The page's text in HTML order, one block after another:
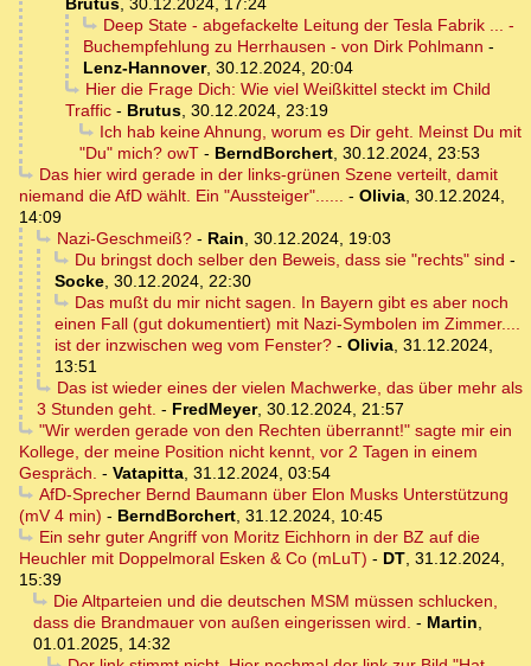
Brutus, 30.12.2024, 17:24
Deep State - abgefackelte Leitung der Tesla Fabrik ... -
Buchempfehlung zu Herrhausen - von Dirk Pohlmann -
Lenz-Hannover, 30.12.2024, 20:04
Hier die Frage Dich: Wie viel Weißkittel steckt im Child
Traffic - Brutus, 30.12.2024, 23:19
Ich hab keine Ahnung, worum es Dir geht. Meinst Du mit
"Du" mich? owT - BerndBorchert, 30.12.2024, 23:53
Das hier wird gerade in der links-grünen Szene verteilt, damit
niemand die AfD wählt. Ein "Aussteiger"...... - Olivia, 30.12.2024,
14:09
Nazi-Geschmeiß?- Rain, 30.12.2024, 19:03
Du bringst doch selber den Beweis, dass sie "rechts" sind -
Socke, 30.12.2024, 22:30
Das mußt du mir nicht sagen. In Bayern gibt es aber noch
einen Fall (gut dokumentiert) mit Nazi-Symbolen im Zimmer....
ist der inzwischen weg vom Fenster? - Olivia, 31.12.2024,
13:51
Das ist wieder eines der vielen Machwerke, das über mehr als
3 Stunden geht. - FredMeyer, 30.12.2024, 21:57
"Wir werden gerade von den Rechten überrannt!" sagte mir ein
Kollege, der meine Position nicht kennt, vor 2 Tagen in einem
Gespräch. - Vatapitta, 31.12.2024, 03:54
AfD-Sprecher Bernd Baumann über Elon Musks Unterstützung
(mV 4 min) - BerndBorchert, 31.12.2024, 10:45
Ein sehr guter Angriff von Moritz Eichhorn in der BZ auf die
Heuchler mit Doppelmoral Esken & Co (mLuT) - DT, 31.12.2024,
15:39
Die Altparteien und die deutschen MSM müssen schlucken,
dass die Brandmauer von außen eingerissen wird. - Martin,
01.01.2025, 14:32